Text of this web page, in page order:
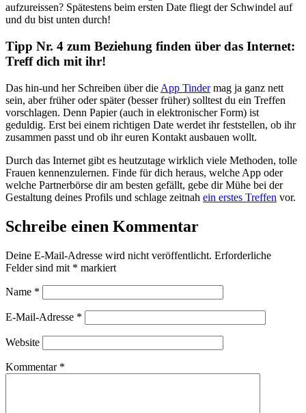
aufzureissen? Spätestens beim ersten Date fliegt der Schwindel auf
und du bist unten durch!
Tipp Nr. 4 zum Beziehung finden über das Internet:
Treff dich mit ihr!
Das hin-und her Schreiben über die App Tindermag ja ganz nett
sein, aber früher oder später (besser früher) solltest du ein Treffen
vorschlagen. Denn Papier (auch in elektronischer Form) ist
geduldig. Erst bei einem richtigen Date werdet ihr feststellen, ob ihr
zusammen passt und ob ihr euren Kontakt ausbauen wollt.
Durch das Internet gibt es heutzutage wirklich viele Methoden, tolle
Frauen kennenzulernen. Finde für dich heraus, welche App oder
welche Partnerbörse dir am besten gefällt, gebe dir Mühe bei der
Gestaltung deines Profils und schlage zeitnah ein erstes Treffen vor.
Schreibe einen Kommentar
Deine E-Mail-Adresse wird nicht veröffentlicht. Erforderliche
Felder sind mit * markiert
Name *
E-Mail-Adresse *
Website
Kommentar *